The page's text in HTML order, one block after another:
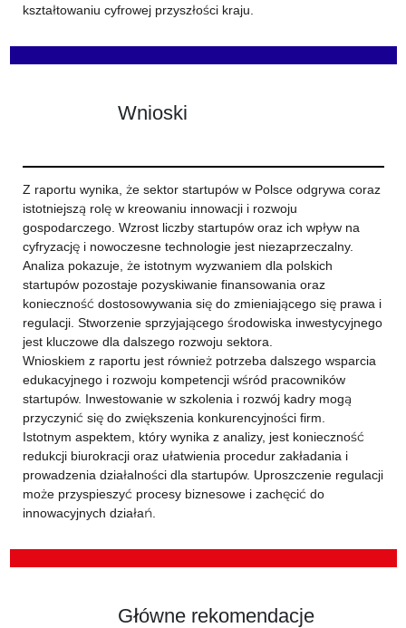
kształtowaniu cyfrowej przyszłości kraju.
Wnioski
Z raportu wynika, że sektor startupów w Polsce odgrywa coraz
istotniejszą rolę w kreowaniu innowacji i rozwoju
gospodarczego. Wzrost liczby startupów oraz ich wpływ na
cyfryzację i nowoczesne technologie jest niezaprzeczalny.
Analiza pokazuje, że istotnym wyzwaniem dla polskich
startupów pozostaje pozyskiwanie finansowania oraz
konieczność dostosowywania się do zmieniającego się prawa i
regulacji. Stworzenie sprzyjającego środowiska inwestycyjnego
jest kluczowe dla dalszego rozwoju sektora.
Wnioskiem z raportu jest również potrzeba dalszego wsparcia
edukacyjnego i rozwoju kompetencji wśród pracowników
startupów. Inwestowanie w szkolenia i rozwój kadry mogą
przyczynić się do zwiększenia konkurencyjności firm.
Istotnym aspektem, który wynika z analizy, jest konieczność
redukcji biurokracji oraz ułatwienia procedur zakładania i
prowadzenia działalności dla startupów. Uproszczenie regulacji
może przyspieszyć procesy biznesowe i zachęcić do
innowacyjnych działań.
Główne rekomendacje